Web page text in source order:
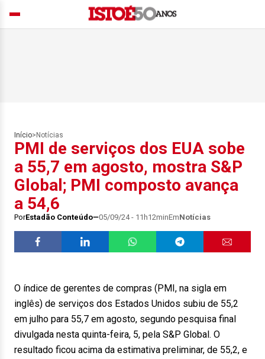
Início> Notícias
PMI de serviços dos EUA sobe
a 55,7 em agosto, mostra S&P
Global; PMI composto avança
a 54,6
PorEstadão Conteúdo 05/09/24 - 11h12minEmNotícias
O índice de gerentes de compras (PMI, na sigla em
inglês) de serviços dos Estados Unidos subiu de 55,2
em julho para 55,7 em agosto, segundo pesquisa final
divulgada nesta quinta-feira, 5, pela S&P Global. O
resultado ficou acima da estimativa preliminar, de 55,2, e